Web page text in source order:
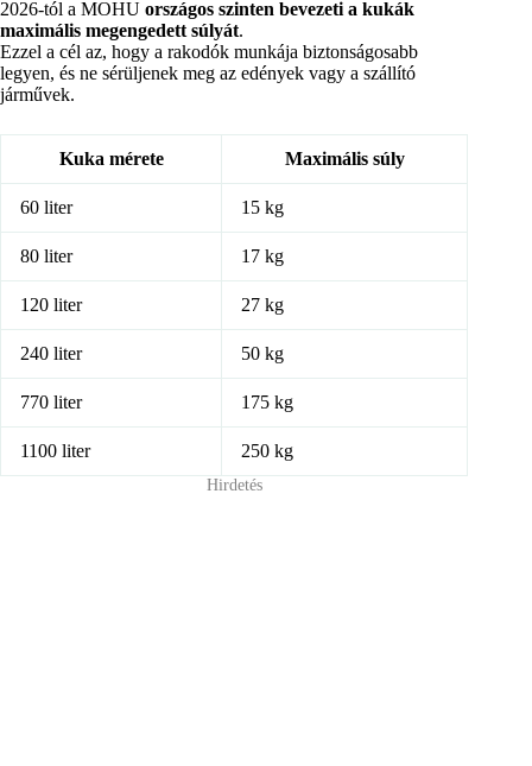
2026-tól a MOHU országos szinten bevezeti a kukák
maximális megengedett súlyát.
Ezzel a cél az, hogy a rakodók munkája biztonságosabb
legyen, és ne sérüljenek meg az edények vagy a szállító
járművek.
Kuka mérete Maximális súly
60 liter 15 kg
80 liter 17 kg
120 liter 27 kg
240 liter 50 kg
770 liter 175 kg
1100 liter 250 kg
Hirdetés